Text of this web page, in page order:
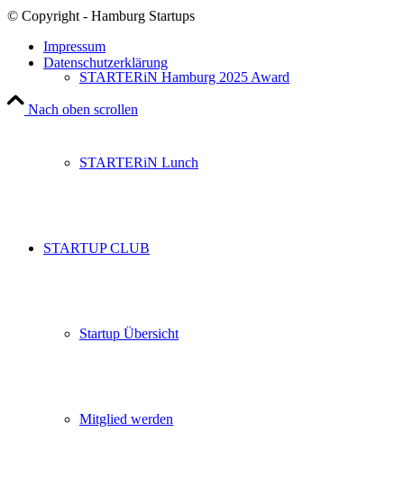
STARTERiN Hamburg 2025 Award
STARTERiN Lunch
STARTUP CLUB
Startup Übersicht
Mitglied werden
© Copyright - Hamburg Startups
Impressum
Datenschutzerklärung
Nach oben scrollen